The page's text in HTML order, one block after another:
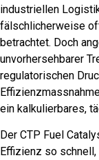
industriellen
fälschlicherweise
betrachtet. Doch
unvorhersehbarer
regulatorischen
ein kalkulierbares,
Der CTP Fuel
Effizienz so